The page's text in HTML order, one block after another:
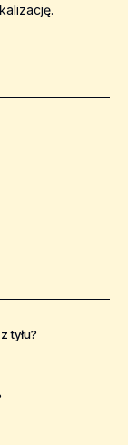
tyłu?